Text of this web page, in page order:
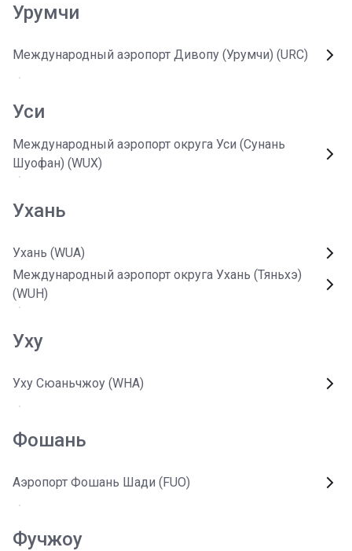
Урумчи
Международный аэропорт Дивопу (Урумчи) (URC)
Уси
Международный аэропорт округа Уси (Сунань
Шуофан) (WUX)
Ухань
Ухань (WUA)
Международный аэропорт округа Ухань (Тяньхэ)
(WUH)
Уху
Уху Сюаньчжоу (WHA)
Фошань
Аэропорт Фошань Шади (FUO)
Фучжоу